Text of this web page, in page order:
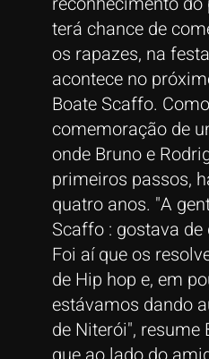
terá chance de
os rapazes, na
acontece no
Boate Scaffo.
comemoração de
onde Bruno e
primeiros passos,
quatro anos. "A
Scaffo : gostava de
Foi aí que os
de Hip hop e, em
estávamos dando
de Niterói", resume